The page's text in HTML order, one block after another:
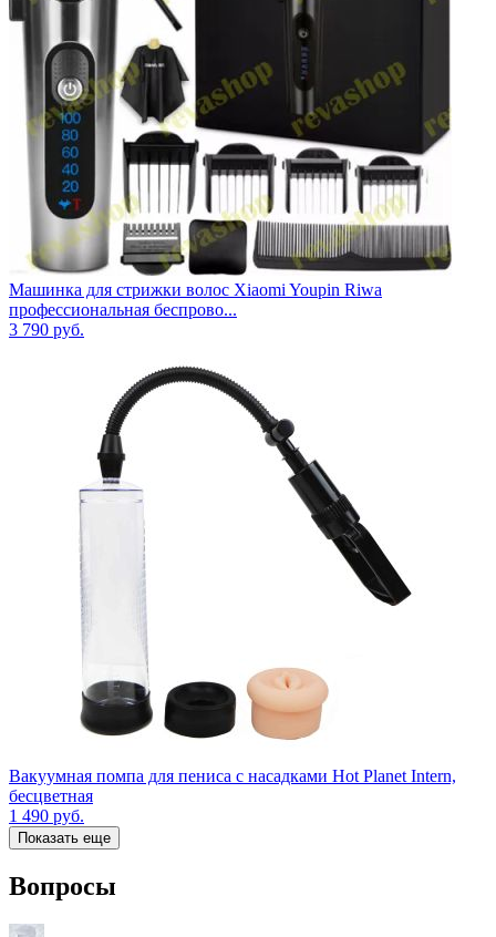
Машинка для стрижки волос Xiaomi Youpin Riwa
профессиональная беспрово...
3 790 руб.
Вакуумная помпа для пениса с насадками Hot Planet Intern,
бесцветная
1 490 руб.
Показать еще
Вопросы